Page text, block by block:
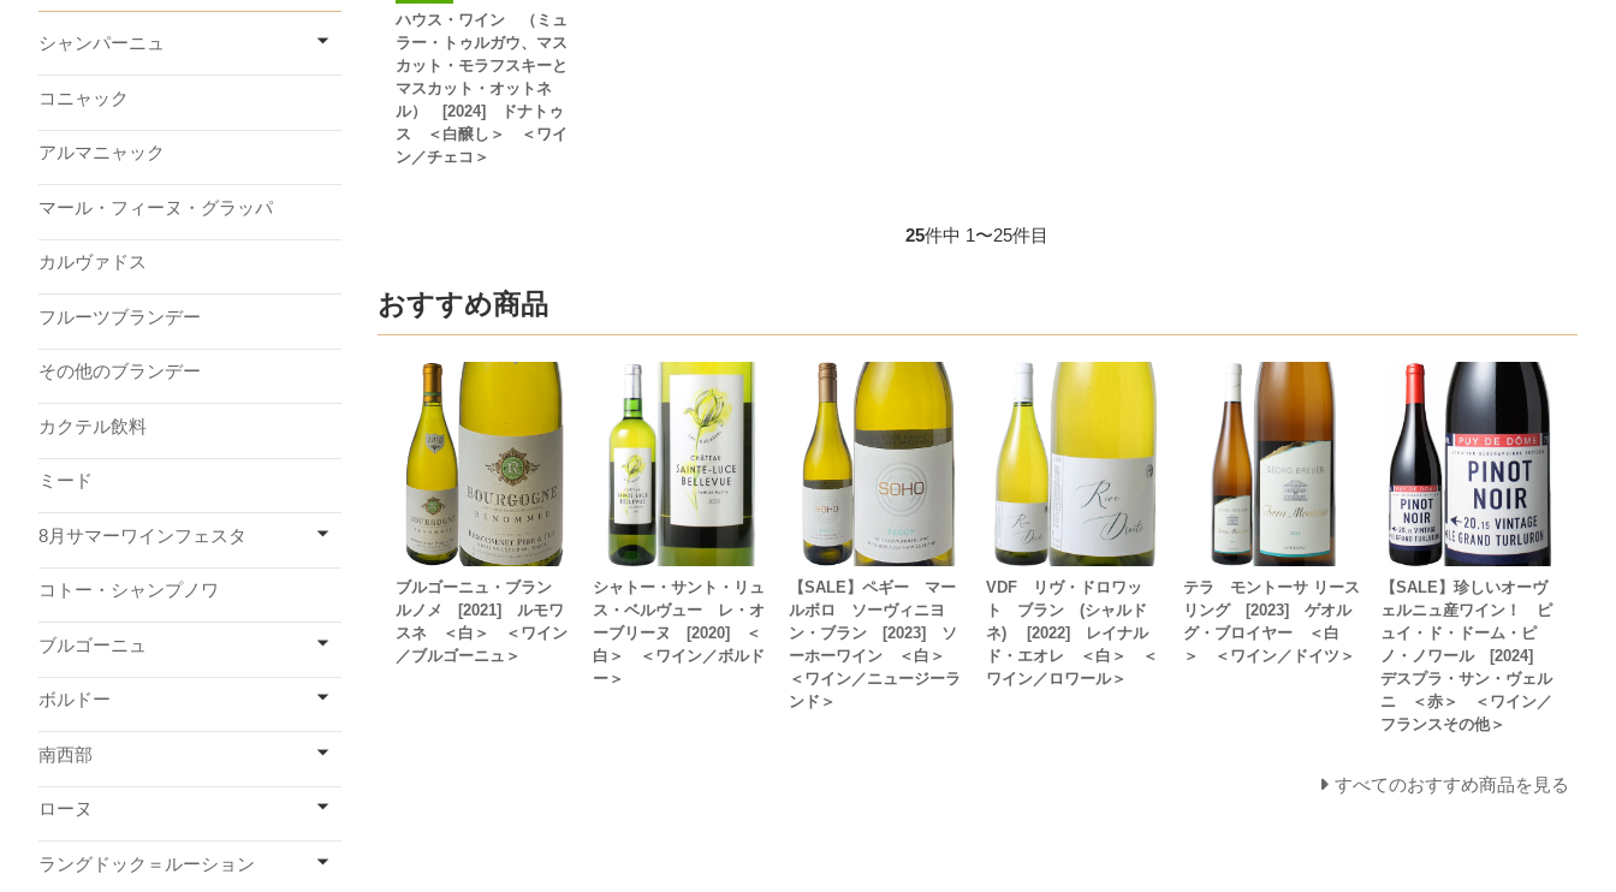
ハウス・ワイン （ミュ
ラー・トゥルガウ、マス
カット・モラフスキーと
マスカット・オットネ
ル） [2024] ドナトゥ
ス ＜白醸し＞ ＜ワイ
ン／チェコ＞
25件中 1〜25件目
おすすめ商品
ブルゴーニュ・ブラン
ルノメ [2021] ルモワ
スネ ＜白＞ ＜ワイン
／ブルゴーニュ＞
シャトー・サント・リュ
ス・ベルヴュー レ・オ
ーブリーヌ [2020] ＜
白＞ ＜ワイン／ボルド
ー＞
【SALE】ペギー マー
ルボロ ソーヴィニヨ
ン・ブラン [2023] ソ
ーホーワイン ＜白＞
＜ワイン／ニュージーラ
ンド＞
VDF リヴ・ドロワッ
ト ブラン (シャルド
ネ) [2022] レイナル
ド・エオレ ＜白＞ ＜
ワイン／ロワール＞
テラ モントーサ リース
リング [2023] ゲオル
グ・ブロイヤー ＜白
＞ ＜ワイン／ドイツ＞
【SALE】珍しいオーヴ
ェルニュ産ワイン！ ピ
ュイ・ド・ドーム・ピ
ノ・ノワール [2024]
デスプラ・サン・ヴェル
ニ ＜赤＞ ＜ワイン／
フランスその他＞
すべてのおすすめ商品を見る
シャンパーニュ
コニャック
アルマニャック
マール・フィーヌ・グラッパ
カルヴァドス
フルーツブランデー
その他のブランデー
カクテル飲料
ミード
8月サマーワインフェスタ
コトー・シャンプノワ
ブルゴーニュ
ボルドー
南西部
ローヌ
ラングドック＝ルーション